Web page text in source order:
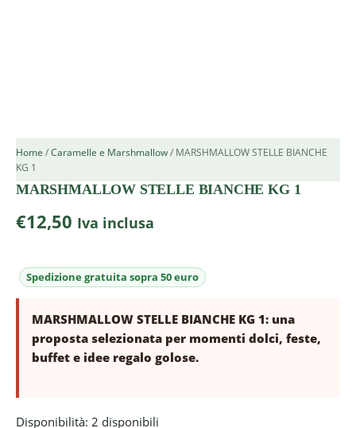
Home /Caramelle e Marshmallow/ MARSHMALLOW STELLE BIANCHE
KG 1
MARSHMALLOW STELLE BIANCHE KG 1
€12,50 Iva inclusa
MARSHMALLOW STELLE BIANCHE KG 1: una
proposta selezionata per momenti dolci, feste,
buffet e idee regalo golose.
Disponibilità: 2 disponibili